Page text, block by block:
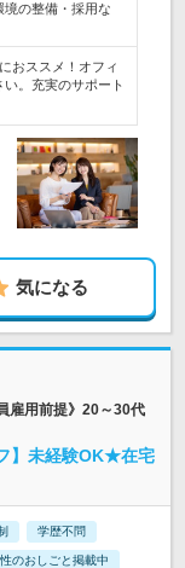
の整備・採用な
おススメ！オフィ
。充実のサポート
気になる
雇用前提》20～30代
】未経験OK★在宅
学歴不問
のおしごと掲載中